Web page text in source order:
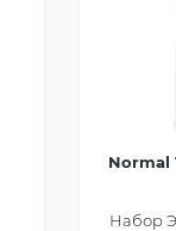
Normal
Набор